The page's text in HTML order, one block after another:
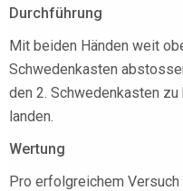
Durchführung
Mit beiden Händen weit
Schwedenkasten
den 2. Schwedenkasten
landen.
Wertung
Pro erfolgreichem